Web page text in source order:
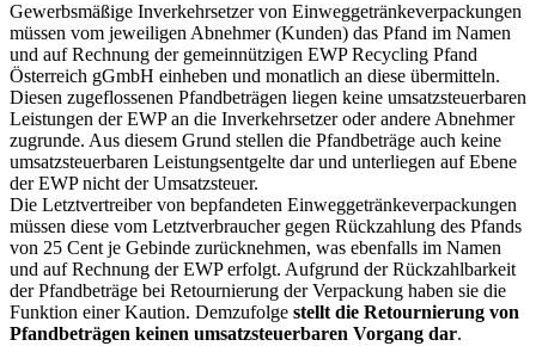
Gewerbsmäßige Inverkehrsetzer von Einweggetränkeverpackungen
müssen vom jeweiligen Abnehmer (Kunden) das Pfand im Namen
und auf Rechnung der gemeinnützigen EWP Recycling Pfand
Österreich gGmbH einheben und monatlich an diese übermitteln.
Diesen zugeflossenen Pfandbeträgen liegen keine umsatzsteuerbaren
Leistungen der EWP an die Inverkehrsetzer oder andere Abnehmer
zugrunde. Aus diesem Grund stellen die Pfandbeträge auch keine
umsatzsteuerbaren Leistungsentgelte dar und unterliegen auf Ebene
der EWP nicht der Umsatzsteuer.
Die Letztvertreiber von bepfandeten Einweggetränkeverpackungen
müssen diese vom Letztverbraucher gegen Rückzahlung des Pfands
von 25 Cent je Gebinde zurücknehmen, was ebenfalls im Namen
und auf Rechnung der EWP erfolgt. Aufgrund der Rückzahlbarkeit
der Pfandbeträge bei Retournierung der Verpackung haben sie die
Funktion einer Kaution. Demzufolge stellt die Retournierung von
Pfandbeträgen keinen umsatzsteuerbaren Vorgang dar.